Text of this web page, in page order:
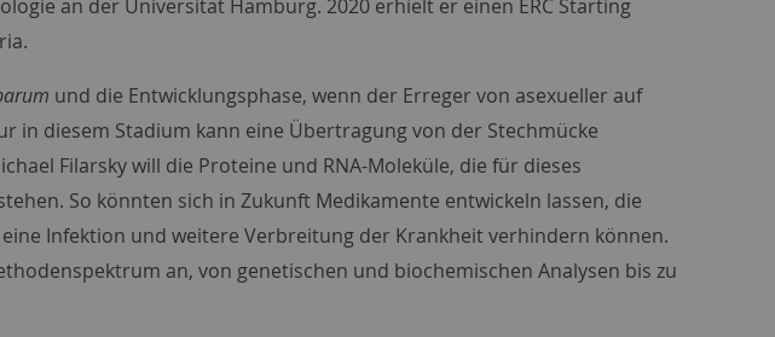
an der Universität Hamburg. 2020 erhielt er einen ERC Starting
und die Entwicklungsphase, wenn der Erreger von asexueller auf
in diesem Stadium kann eine Übertragung von der Stechmücke
Filarsky will die Proteine und RNA-Moleküle, die für dieses
So könnten sich in Zukunft Medikamente entwickeln lassen, die
Infektion und weitere Verbreitung der Krankheit verhindern können.
an, von genetischen und biochemischen Analysen bis zu